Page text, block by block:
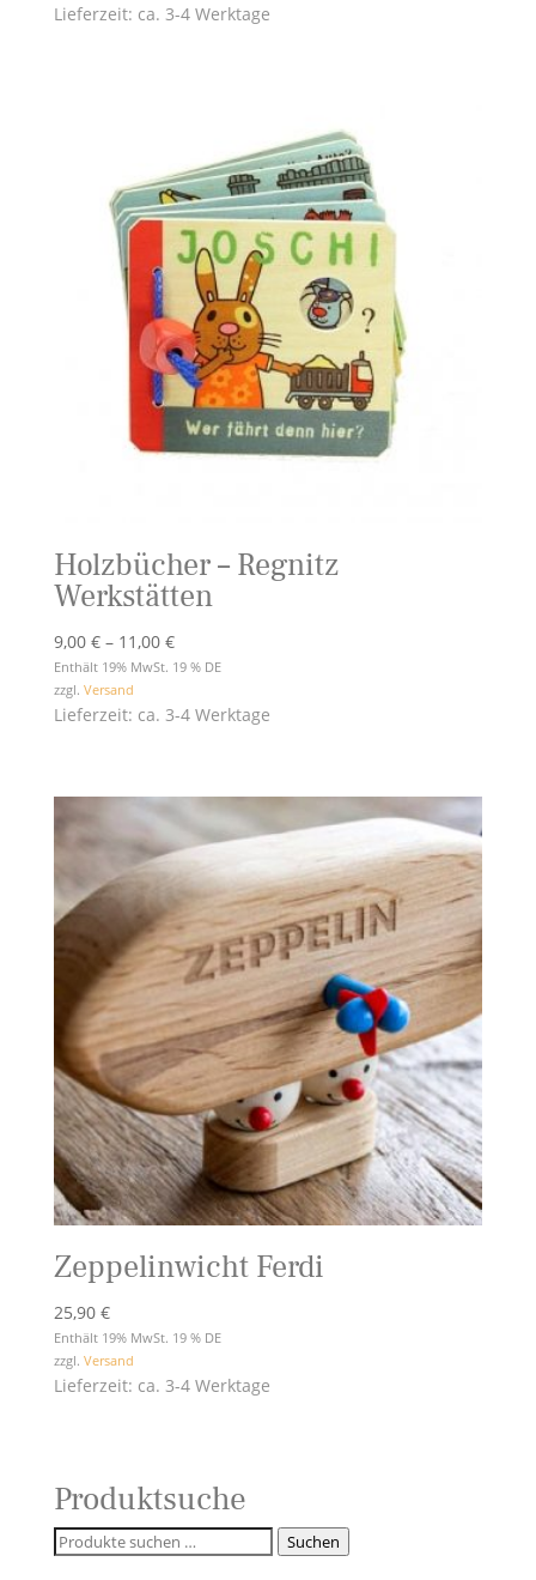
Lieferzeit: ca. 3-4 Werktage
Holzbücher – Regnitz
Werkstätten
9,00 € – 11,00 €Preisspanne:
9,00 €
11,00 €
Enthält 19% MwSt. 19 % DE
zzgl. Versand
Lieferzeit: ca. 3-4 Werktage
Zeppelinwicht Ferdi
25,90 €
Enthält 19% MwSt. 19 % DE
zzgl. Versand
Lieferzeit: ca. 3-4 Werktage
Produktsuche
Suchen
Suchen